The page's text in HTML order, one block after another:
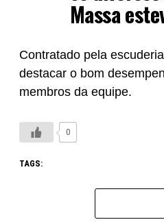
Massa
Contratado pela
destacar o bom
membros da equipe.
0
TAGS: